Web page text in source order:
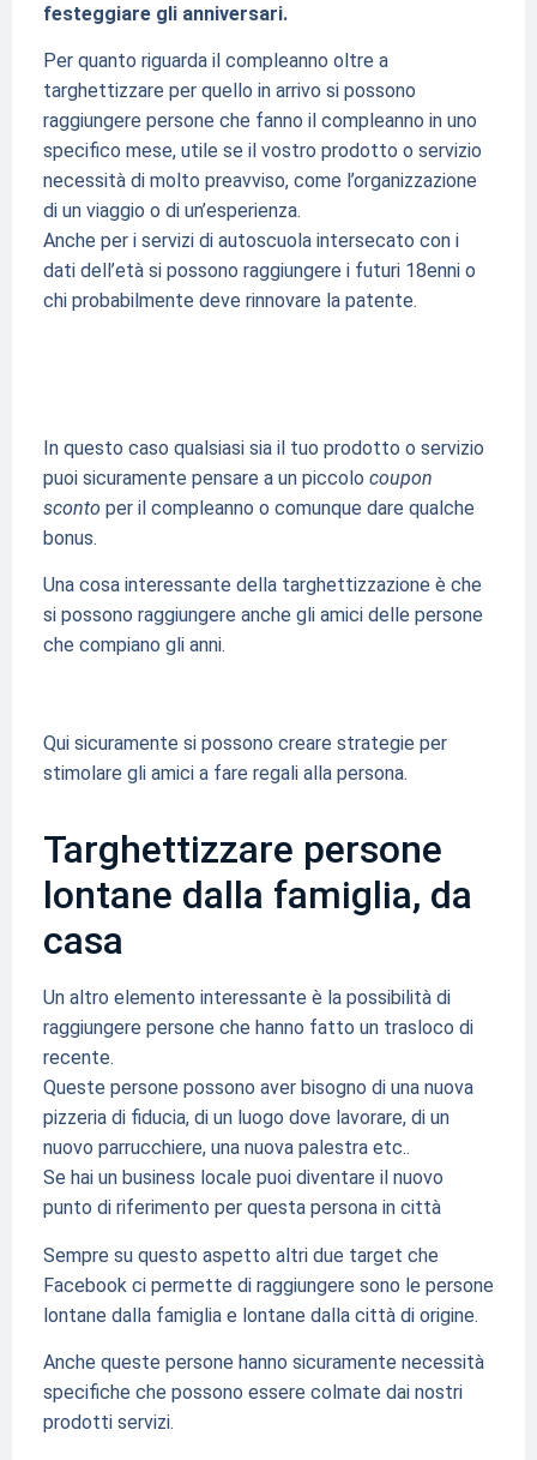
festeggiare gli anniversari.
Per quanto riguarda il compleanno oltre a
targhettizzare per quello in arrivo si possono
raggiungere persone che fanno il compleanno in uno
specifico mese, utile se il vostro prodotto o servizio
necessità di molto preavviso, come l’organizzazione
di un viaggio o di un’esperienza.
Anche per i servizi di autoscuola intersecato con i
dati dell’età si possono raggiungere i futuri 18enni o
chi probabilmente deve rinnovare la patente.
In questo caso qualsiasi sia il tuo prodotto o servizio
puoi sicuramente pensare a un piccolo coupon
sconto per il compleanno o comunque dare qualche
bonus.
Una cosa interessante della targhettizzazione è che
si possono raggiungere anche gli amici delle persone
che compiano gli anni.
Qui sicuramente si possono creare strategie per
stimolare gli amici a fare regali alla persona.
Targhettizzare persone
lontane dalla famiglia, da
casa
Un altro elemento interessante è la possibilità di
raggiungere persone che hanno fatto un trasloco di
recente.
Queste persone possono aver bisogno di una nuova
pizzeria di fiducia, di un luogo dove lavorare, di un
nuovo parrucchiere, una nuova palestra etc..
Se hai un business locale puoi diventare il nuovo
punto di riferimento per questa persona in città
Sempre su questo aspetto altri due target che
Facebook ci permette di raggiungere sono le persone
lontane dalla famiglia e lontane dalla città di origine.
Anche queste persone hanno sicuramente necessità
specifiche che possono essere colmate dai nostri
prodotti servizi.